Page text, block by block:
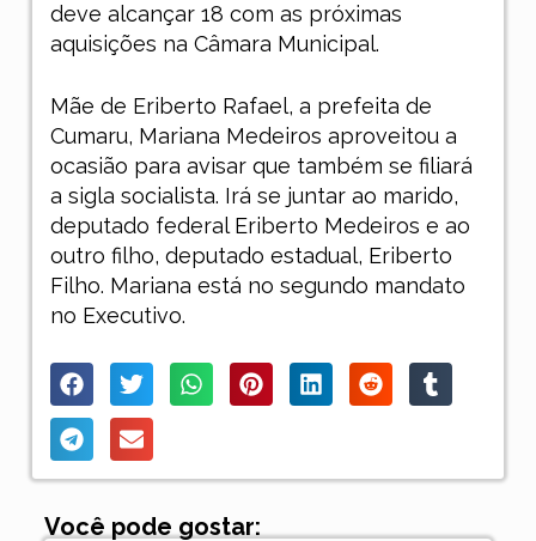
deve alcançar 18 com as próximas
aquisições na Câmara Municipal.
Mãe de Eriberto Rafael, a prefeita de
Cumaru, Mariana Medeiros aproveitou a
ocasião para avisar que também se filiará
a sigla socialista. Irá se juntar ao marido,
deputado federal Eriberto Medeiros e ao
outro filho, deputado estadual, Eriberto
Filho. Mariana está no segundo mandato
no Executivo.
Você pode gostar: